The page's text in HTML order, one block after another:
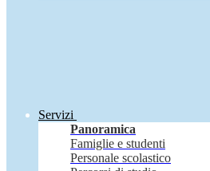
Servizi
Panoramica
Famiglie e studenti
Personale scolastico